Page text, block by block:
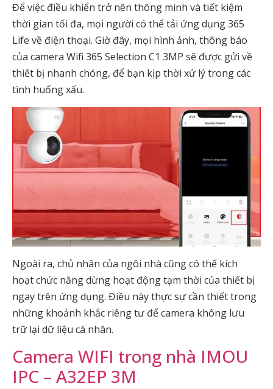
Để việc điều khiển trở nên thông minh và tiết kiệm
thời gian tối đa, mọi người có thể tải ứng dụng 365
Life về điện thoại. Giờ đây, mọi hình ảnh, thông báo
của camera Wifi 365 Selection C1 3MP sẽ được gửi về
thiết bị nhanh chóng, để bạn kịp thời xử lý trong các
tình huống xấu.
Ngoài ra, chủ nhân của ngôi nhà cũng có thể kích
hoạt chức năng dừng hoạt động tạm thời của thiết bị
ngay trên ứng dụng. Điều này thực sự cần thiết trong
những khoảnh khắc riêng tư để camera không lưu
trữ lại dữ liệu cá nhân.
Camera WIFI trong nhà IMOU
IPC – A32EP 3M